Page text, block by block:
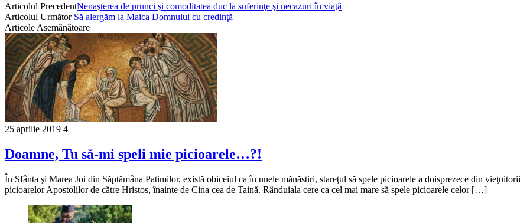
Articolul PrecedentNenaşterea de prunci şi comoditatea duc la suferinţe şi necazuri în viaţă
Articolul Următor Să alergăm la Maica Domnului cu credinţă
Articole Asemănătoare
25 aprilie 2019 4
Doamne, Tu să-mi speli mie picioarele…?!
În Sfânta şi Marea Joi din Săptămâna Patimilor, există obiceiul ca în unele mănăstiri, stareţul să spele picioarele a doisprezece din
picioarelor Apostolilor de către Hristos, înainte de Cina cea de Taină. Rânduiala cere ca cel mai mare să spele picioarele celor […]